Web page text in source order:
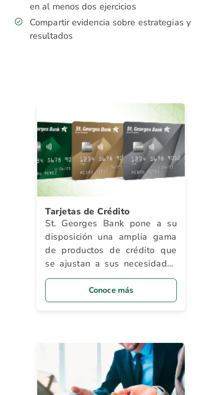
en al menos dos ejercicios
Compartir evidencia sobre estrategias y
resultados
Tarjetas de Crédito
St. Georges Bank pone a su
disposición una amplia gama
de productos de crédito que
se ajustan a sus necesidades
y le brindan innumerables
beneficios.Conoce más